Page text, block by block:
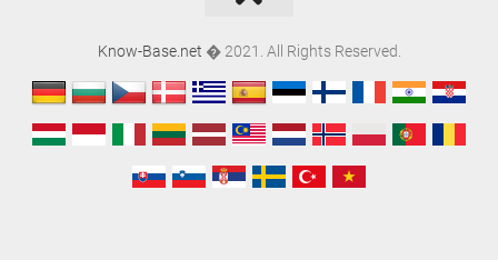
Know-Base.net � 2021. All Rights Reserved.